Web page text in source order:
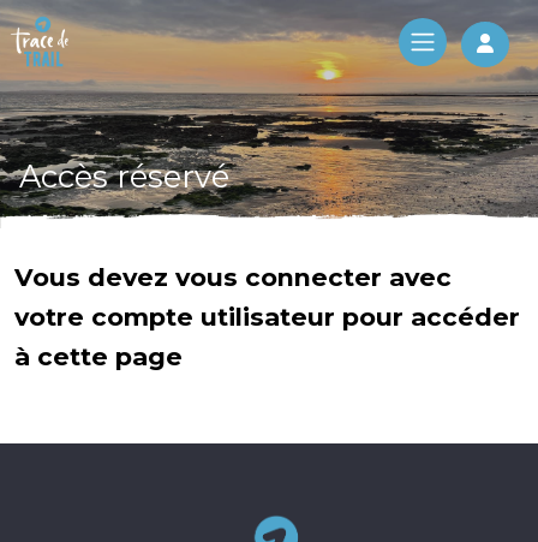
Log
Accès réservé
Vous devez vous connecter avec
votre compte utilisateur pour accéder
à cette page